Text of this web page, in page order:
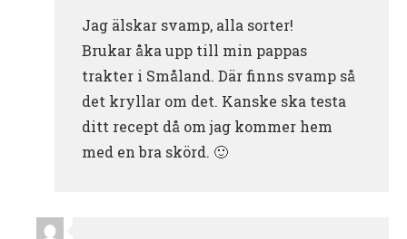
Jag älskar svamp, alla sorter!
Brukar åka upp till min pappas
trakter i Småland. Där finns svamp så
det kryllar om det. Kanske ska testa
ditt recept då om jag kommer hem
med en bra skörd. 🙂